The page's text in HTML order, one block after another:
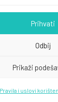
Prihvati
Odbij
Prikaži
Pravila i uslovi
by ThemeGrill.